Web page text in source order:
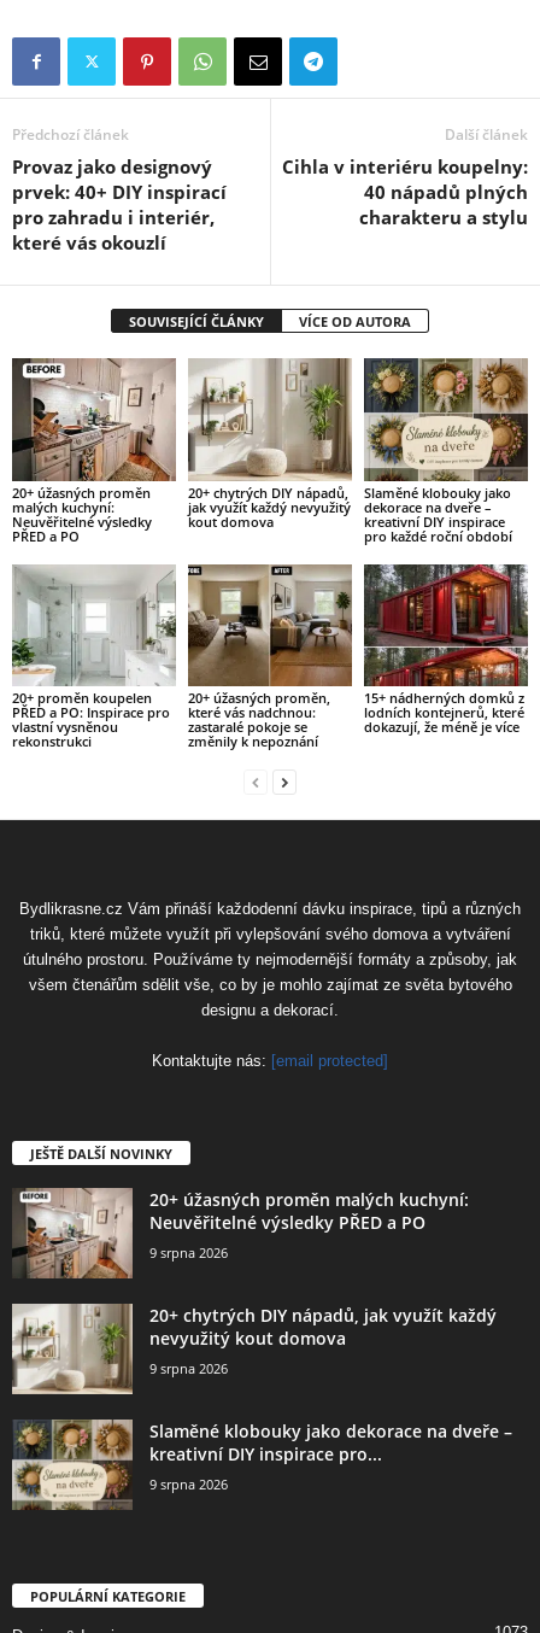
Předchozí článek
Provaz jako designový
prvek: 40+ DIY inspirací
pro zahradu i interiér,
které vás okouzlí
Další článek
Cihla v interiéru koupelny:
40 nápadů plných
charakteru a stylu
SOUVISEJÍCÍ ČLÁNKY VÍCE OD AUTORA
20+ úžasných proměn
malých kuchyní:
Neuvěřitelné výsledky
PŘED a PO
20+ chytrých DIY nápadů,
jak využít každý nevyužitý
kout domova
Slaměné klobouky jako
dekorace na dveře –
kreativní DIY inspirace
pro každé roční období
20+ proměn koupelen
PŘED a PO: Inspirace pro
vlastní vysněnou
rekonstrukci
20+ úžasných proměn,
které vás nadchnou:
zastaralé pokoje se
změnily k nepoznání
15+ nádherných domků z
lodních kontejnerů, které
dokazují, že méně je více
Bydlikrasne.cz Vám přináší každodenní dávku inspirace, tipů a různých
triků, které můžete využít při vylepšování svého domova a vytváření
útulného prostoru. Používáme ty nejmodernější formáty a způsoby, jak
všem čtenářům sdělit vše, co by je mohlo zajímat ze světa bytového
designu a dekorací.
Kontaktujte nás: [email protected]
JEŠTĚ DALŠÍ NOVINKY
20+ úžasných proměn malých kuchyní:
Neuvěřitelné výsledky PŘED a PO
9 srpna 2026
20+ chytrých DIY nápadů, jak využít každý
nevyužitý kout domova
9 srpna 2026
Slaměné klobouky jako dekorace na dveře –
kreativní DIY inspirace pro...
9 srpna 2026
POPULÁRNÍ KATEGORIE